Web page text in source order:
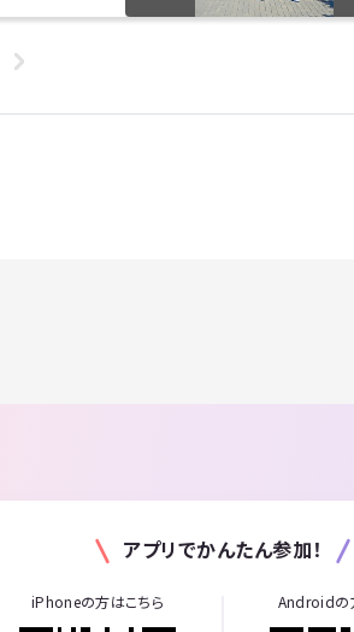
アプリでかんたん参加！
iPhoneの方はこちら Androidの